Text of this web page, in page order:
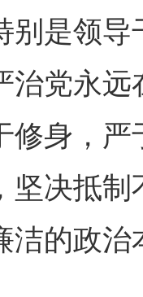
是领导
治党永
修身，
坚决抵
洁的政